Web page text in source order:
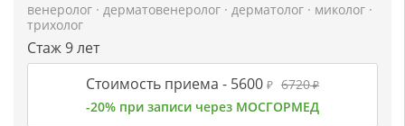
венеролог · дерматовенеролог · дерматолог · миколог ·
трихолог
Стаж 9 лет
Стоимость приема - 5600 ₽ 6720₽
-20% при записи через МОСГОРМЕД